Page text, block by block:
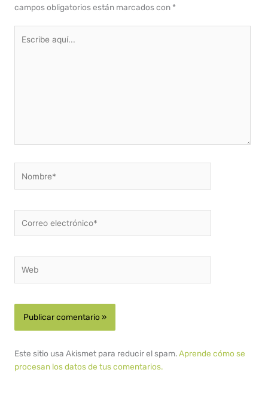
campos obligatorios están marcados con *
aquí...
electrónico*
Este sitio usa Akismet para reducir el spam.Aprende cómo se
procesan los datos de tus comentarios.